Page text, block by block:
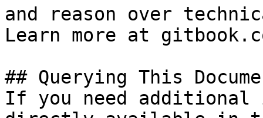
and reason over
Learn more at
## Querying This
If you need